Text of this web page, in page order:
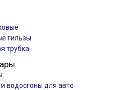
гильзы
трубка
водосгоны для авто